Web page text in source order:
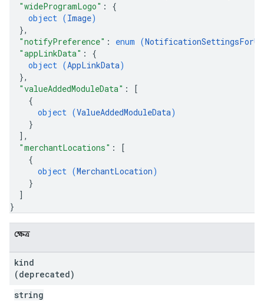
"wideProgramLogo" : {
object (Image)
},
"notifyPreference" : enum (
"appLinkData" : {
object (AppLinkData)
},
"valueAddedModuleData" :
[
{
object (ValueAddedModuleData)
}
] ,
"merchantLocations" :
[
{
object (MerchantLocation)
}
]
}
ক্ষেত্র
kind
(deprecated)
string